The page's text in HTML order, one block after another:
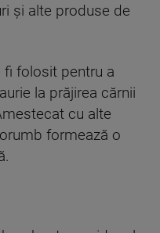
și alte produse de
folosit pentru a
la prăjirea cărnii
cu alte
formează o